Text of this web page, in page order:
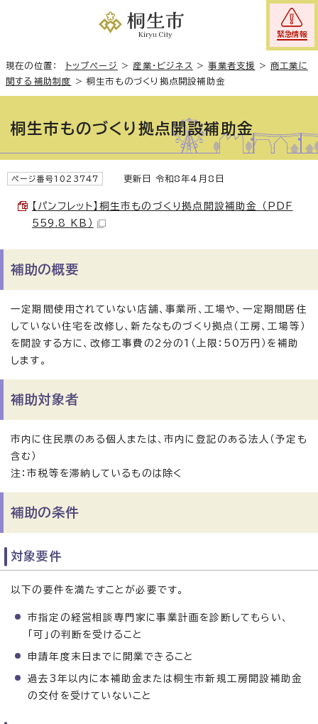
緊急情報
現在の位置： トップページ > 産業・ビジネス >事業者支援 >商工業に
関する補助制度
>桐生市ものづくり拠点開設補助金
桐生市ものづくり拠点開設補助金
ページ番号1023747 更新日 令和8年4月8日
【パンフレット】桐生市ものづくり拠点開設補助金 （PDF
559.8 KB）
補助の概要
一定期間使用されていない店舗、事業所、工場や、一定期間居住
していない住宅を改修し、新たなものづくり拠点（工房、工場等）
を開設する方に、改修工事費の2分の1（上限：50万円）を補助
します。
補助対象者
市内に住民票のある個人または、市内に登記のある法人（予定も
含む）
注：市税等を滞納しているものは除く
補助の条件
対象要件
以下の要件を満たすことが必要です。
市指定の経営相談専門家に事業計画を診断してもらい、
「可」の判断を受けること
申請年度末日までに開業できること
過去3年以内に本補助金または桐生市新規工房開設補助金
の交付を受けていないこと